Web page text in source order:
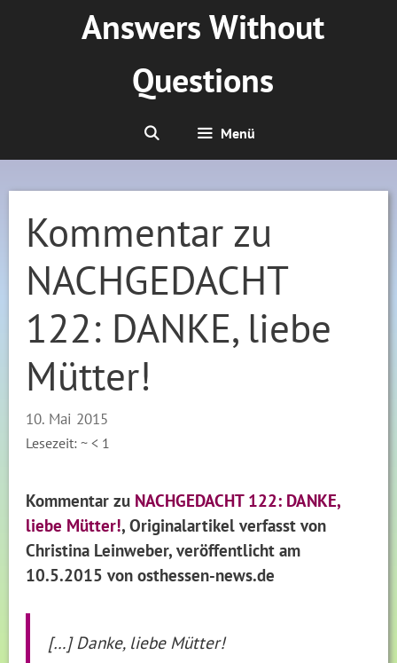
Answers Without
Questions
Menü
Kommentar zu
NACHGEDACHT
122: DANKE, liebe
Mütter!
10. Mai 2015
Lesezeit: ~< 1
Kommentar zu NACHGEDACHT 122: DANKE,
liebe Mütter!,Originalartikel verfasst von
Christina Leinweber, veröffentlichtam
10.5.2015 von osthessen-news.de
[…] Danke, liebe Mütter!